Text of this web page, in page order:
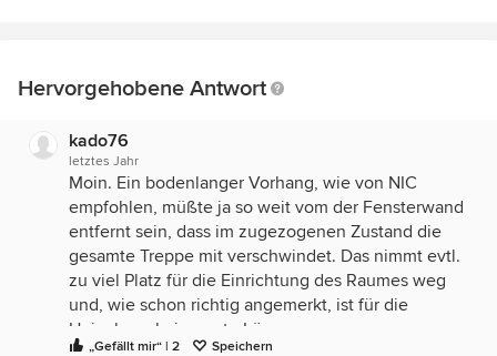
Hervorgehobene Antwort
kado76
letztes Jahr
Moin. Ein bodenlanger Vorhang, wie von NIC
empfohlen, müßte ja so weit vom der Fensterwand
entfernt sein, dass im zugezogenen Zustand die
gesamte Treppe mit verschwindet. Das nimmt evtl.
zu viel Platz für die Einrichtung des Raumes weg
und, wie schon richtig angemerkt, ist für die
Heizphase keine gute Lösung.
„Gefällt mir“ | 2 Speichern